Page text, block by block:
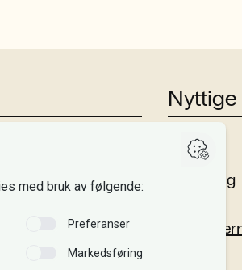
Studier
Forskning